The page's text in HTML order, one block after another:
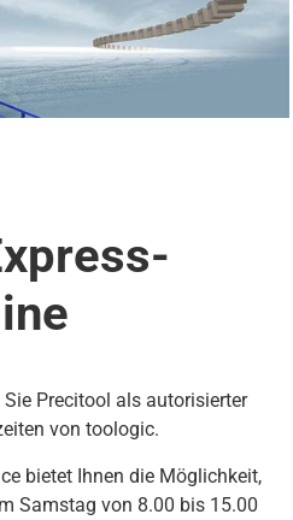
Precitool als autorisierter
von toologic.
bietet Ihnen die Möglichkeit,
Samstag von 8.00 bis 15.00